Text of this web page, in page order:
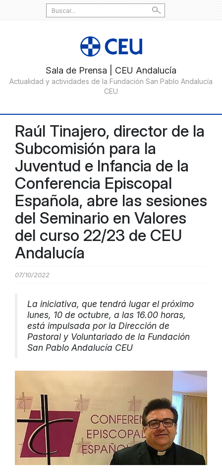
Search
for:
Raúl Tinajero, director de la
Subcomisión para la
Juventud e Infancia de la
Conferencia Episcopal
Española, abre las sesiones
del Seminario en Valores
del curso 22/23 de CEU
Andalucía
07/10/2022
La iniciativa, que tendrá lugar el próximo
lunes, 10 de octubre, a las 16.00 horas,
está impulsada por la Dirección de
Pastoral y Voluntariado de la Fundación
San Pablo Andalucía CEU